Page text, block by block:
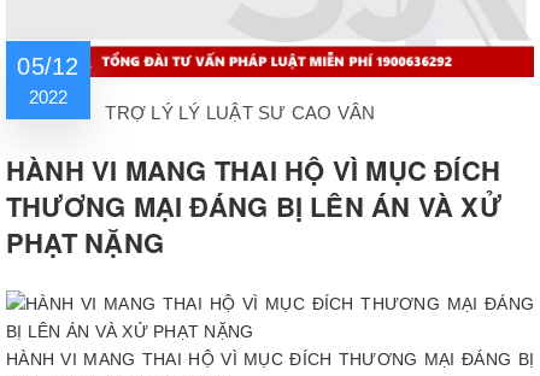
05/12
2022
TRỢ LÝ LÝ LUẬT SƯ CAO VÂN
HÀNH VI MANG THAI HỘ VÌ MỤC ĐÍCH
THƯƠNG MẠI ĐÁNG BỊ LÊN ÁN VÀ XỬ
PHẠT NẶNG
HÀNH VI MANG THAI HỘ VÌ MỤC ĐÍCH THƯƠNG MẠI ĐÁNG BỊ